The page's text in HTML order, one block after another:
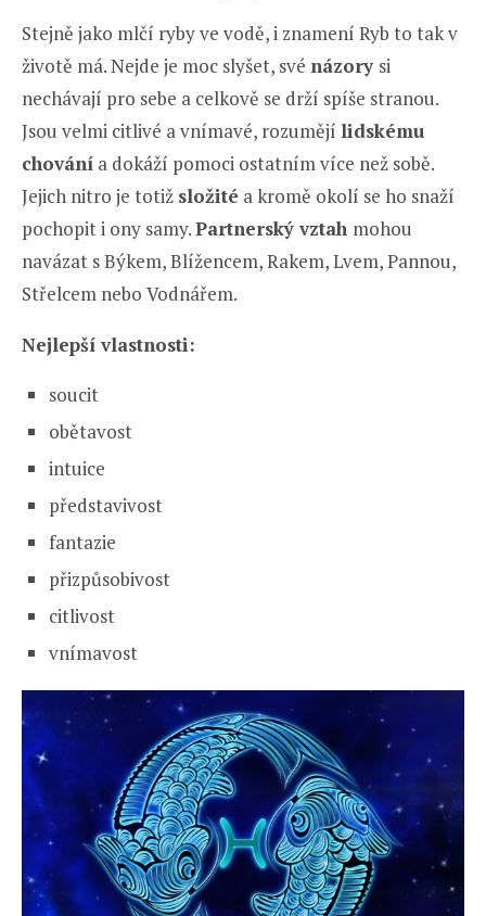
Stejně jako mlčí ryby ve vodě, i znamení Ryb to tak v
životě má. Nejde je moc slyšet, své názory si
nechávají pro sebe a celkově se drží spíše stranou.
Jsou velmi citlivé a vnímavé, rozumějí lidskému
chování a dokáží pomoci ostatním více než sobě.
Jejich nitro je totiž složité a kromě okolí se ho snaží
pochopit i ony samy.Partnerský vztah mohou
navázat s Býkem, Blížencem, Rakem, Lvem, Pannou,
Střelcem nebo Vodnářem.
Nejlepší vlastnosti:
soucit
obětavost
intuice
představivost
fantazie
přizpůsobivost
citlivost
vnímavost